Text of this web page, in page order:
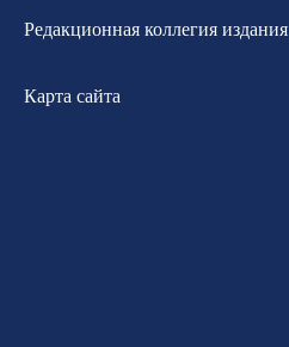
Редакционная коллегия издания
Карта сайта